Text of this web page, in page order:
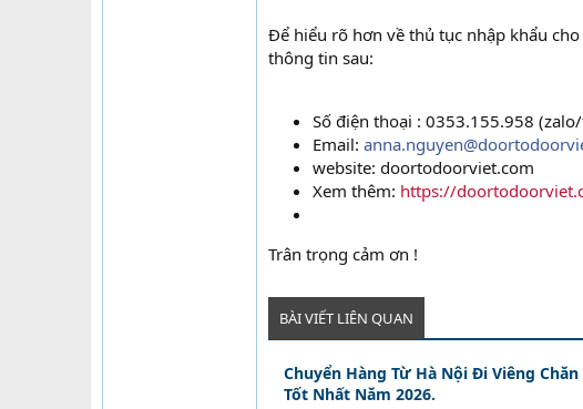
Để hiểu rõ hơn về thủ tục nhập khẩu
thông tin sau:
Số điện thoại : 0353.155.958
Email:
website: doortodoorviet.com
Xem thêm: https://
Trân trọng cảm ơn !
BÀI VIẾT LIÊN QUAN
Chuyển Hàng Từ Hà Nội Đi Viêng Chăn
Tốt Nhất Năm 2026.